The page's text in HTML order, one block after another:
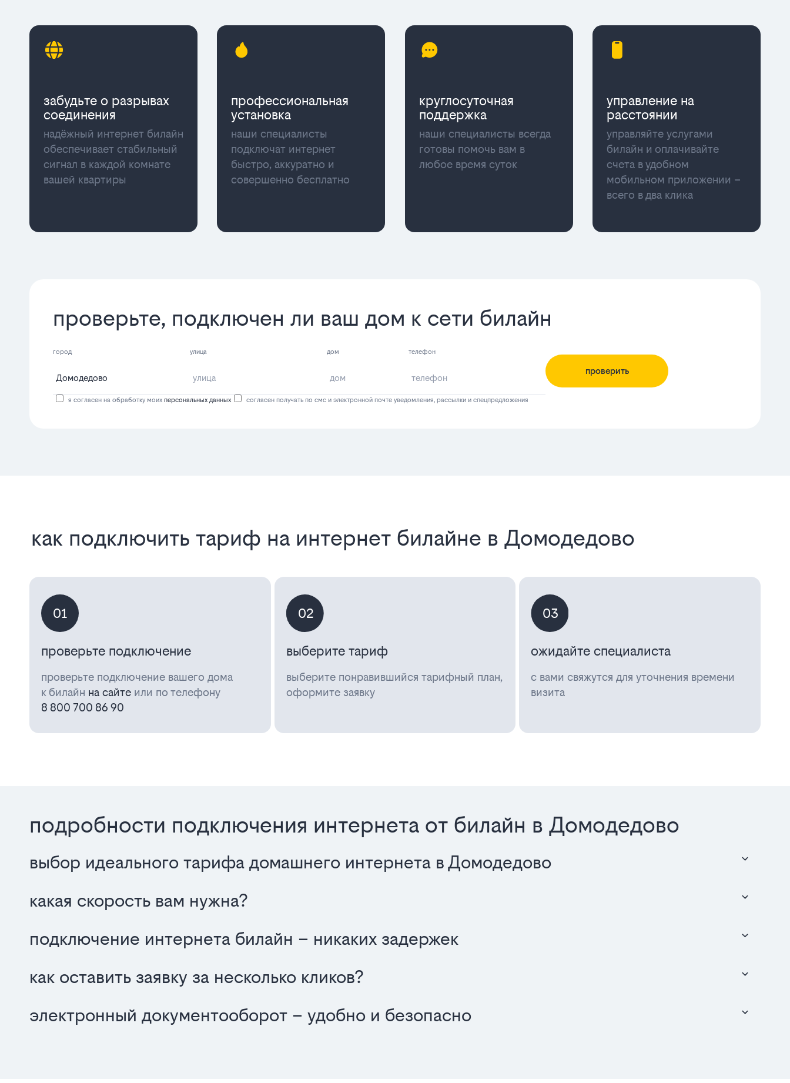
забудьте о разрывах
соединения
надёжный интернет билайн
обеспечивает стабильный
сигнал в каждой комнате
вашей квартиры
профессиональная
установка
наши специалисты
подключат интернет
быстро, аккуратно и
совершенно бесплатно
круглосуточная
поддержка
наши специалисты всегда
готовы помочь вам в
любое время суток
управление на
расстоянии
управляйте услугами
билайн и оплачивайте
счета в удобном
мобильном приложении –
всего в два клика
проверьте, подключен ли ваш дом к сети билайн
город улица дом телефон
проверить
я согласен на обработку моих персональных данных согласен получать по смс и электронной почте уведомления, рассылки и спецпредложения
как подключить тариф на интернет билайне в Домодедово
01
проверьте подключение
проверьте подключение вашего дома
к билайн на сайте или по телефону
8 800 700 86 90
02
выберите тариф
выберите понравившийся тарифный план,
оформите заявку
03
ожидайте специалиста
с вами свяжутся для уточнения времени
визита
подробности подключения интернета от билайн в Домодедово
выбор идеального тарифа домашнего интернета в Домодедово
какая скорость вам нужна?
подключение интернета билайн – никаких задержек
как оставить заявку за несколько кликов?
электронный документооборот – удобно и безопасно